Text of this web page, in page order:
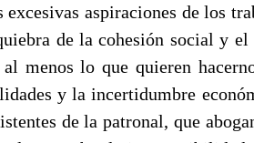
aspiraciones de los
de la cohesión social y
menos lo que quieren
y la incertidumbre
de la patronal, que